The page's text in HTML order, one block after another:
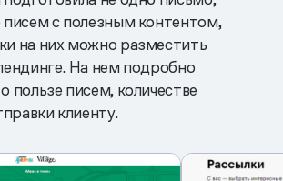
с полезным контентом,
на них можно разместить
На нем подробно
пользе писем, количестве
клиенту.